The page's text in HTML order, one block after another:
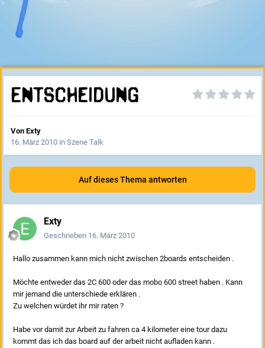
Entscheidung
Von Exty
16. März 2010 in Szene Talk
Auf dieses Thema antworten
Exty
Geschrieben 16. März 2010
Hallo zusammen kann mich nicht zwischen 2boards entscheiden .
Möchte entweder das 2C 600 oder das mobo 600 street haben . Kann
mir jemand die unterschiede erklären .
Zu welchen würdet ihr mir raten ?
Habe vor damit zur Arbeit zu fahren ca 4 kilometer eine tour dazu
kommt das ich das board auf der arbeit nicht aufladen kann .